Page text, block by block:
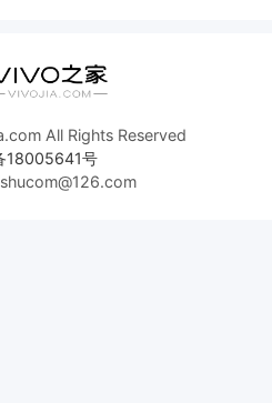
All Rights Reserved
18005641号